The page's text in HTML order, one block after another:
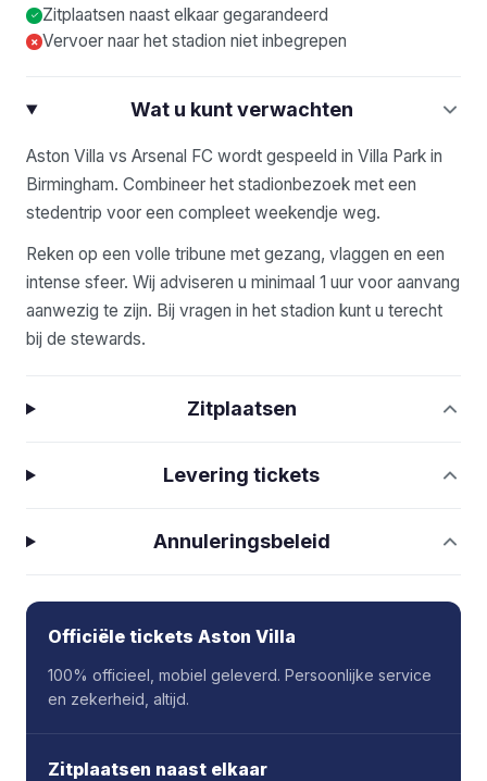
Zitplaatsen naast elkaar gegarandeerd
× Vervoer naar het stadion niet inbegrepen
Wat u kunt verwachten
Aston Villa vs Arsenal FC wordt gespeeld in Villa Park in
Birmingham. Combineer het stadionbezoek met een
stedentrip voor een compleet weekendje weg.
Reken op een volle tribune met gezang, vlaggen en een
intense sfeer. Wij adviseren u minimaal 1 uur voor aanvang
aanwezig te zijn. Bij vragen in het stadion kunt u terecht
bij de stewards.
Zitplaatsen
Levering tickets
Annuleringsbeleid
Officiële tickets Aston Villa
100% officieel, mobiel geleverd. Persoonlijke service
en zekerheid, altijd.
Zitplaatsen naast elkaar